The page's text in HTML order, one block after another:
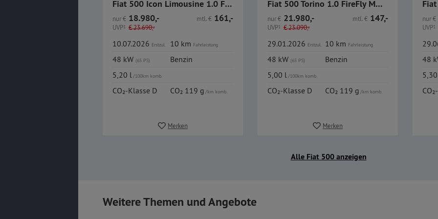
Fiat 500 Icon Limousine 1.0 FireFly MHEV
nur€ 18.980,-
UVP1 €23.690,-
mtl.€ 161,-
10.07.2026 Erstzul. 10 km Fahrleistung
48 kW (65 PS)
Benzin
5,20 l/100km komb.
CO₂-Klasse D CO₂ 119 g/km komb.
Merken
Fiat 500 Torino 1.0 FireFly MHEV
nur€ 21.980,-
UVP1 €23.090,-
mtl.€ 147,-
29.01.2026 Erstzul. 10 km Fahrleistung
48 kW (65 PS)
Benzin
5,00 l/100km komb.
CO₂-Klasse D CO₂ 119 g/km komb.
Merken
nur€
UVP1
48
Alle Fiat 500 anzeigen
Weitere Themen und Angebote